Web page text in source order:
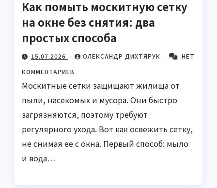
Как помыть москитную сетку
на окне без снятия: два
простых способа
15.07.2026 ОЛЕКСАНДР ДИХТЯРУК
НЕТ
КОММЕНТАРИЕВ
Москитные сетки защищают жилища от
пыли, насекомых и мусора. Они быстро
загрязняются, поэтому требуют
регулярного ухода. Вот как освежить сетку,
не снимая ее с окна. Первый способ: мыло
и вода…